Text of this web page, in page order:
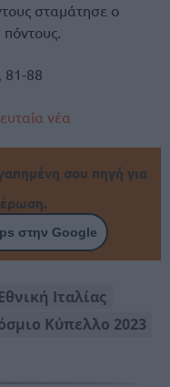
σταμάτησε ο
81-88
νέα
σου πηγή για
στην Google
Εθνική Ιταλίας
Κύπελλο 2023